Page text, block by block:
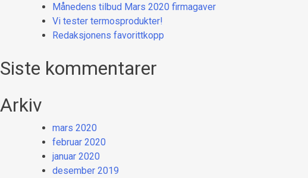
Månedens tilbud Mars 2020 firmagaver
Vi tester termosprodukter!
Redaksjonens favorittkopp
Siste kommentarer
Arkiv
mars 2020
februar 2020
januar 2020
desember 2019